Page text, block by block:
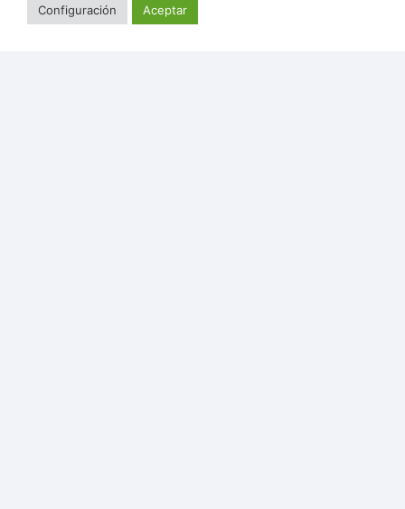
sobre la necesidad de preservar un bien escaso y
Configuración Aceptar